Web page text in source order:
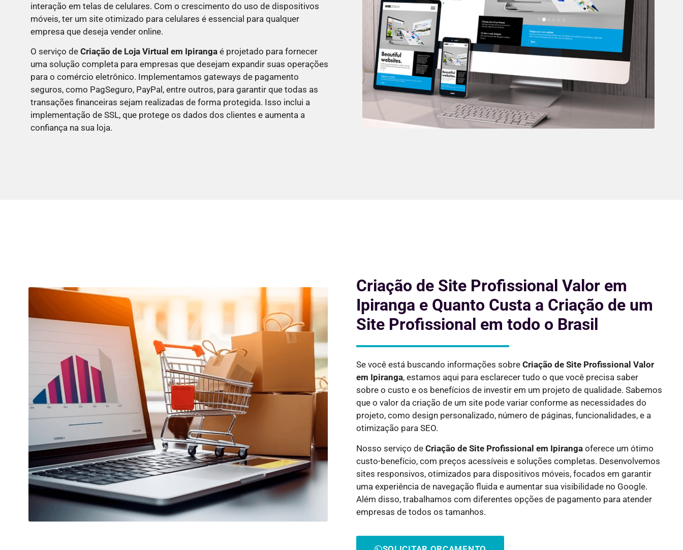
interação em telas de celulares. Com o crescimento do uso de dispositivos
móveis, ter um site otimizado para celulares é essencial para qualquer
empresa que deseja vender online.
O serviço de Criação de Loja Virtual em Ipiranga é projetado para fornecer
uma solução completa para empresas que desejam expandir suas operações
para o comércio eletrônico. Implementamos gateways de pagamento
seguros, como PagSeguro, PayPal, entre outros, para garantir que todas as
transações financeiras sejam realizadas de forma protegida. Isso inclui a
implementação de SSL, que protege os dados dos clientes e aumenta a
confiança na sua loja.
Criação de Site Profissional Valor em
Ipiranga e Quanto Custa a Criação de um
Site Profissional em todo o Brasil
Se você está buscando informações sobre Criação de Site Profissional Valor
em Ipiranga, estamos aqui para esclarecer tudo o que você precisa saber
sobre o custo e os benefícios de investir em um projeto de qualidade. Sabemos
que o valor da criação de um site pode variar conforme as necessidades do
projeto, como design personalizado, número de páginas, funcionalidades, e a
otimização para SEO.
Nosso serviço de Criação de Site Profissional em Ipirangaoferece um ótimo
custo-benefício, com preços acessíveis e soluções completas. Desenvolvemos
sites responsivos, otimizados para dispositivos móveis, focados em garantir
uma experiência de navegação fluida e aumentar sua visibilidade no Google.
Além disso, trabalhamos com diferentes opções de pagamento para atender
empresas de todos os tamanhos.